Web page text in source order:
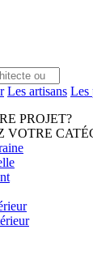
Les artisans Les
PROJET?
VOTRE